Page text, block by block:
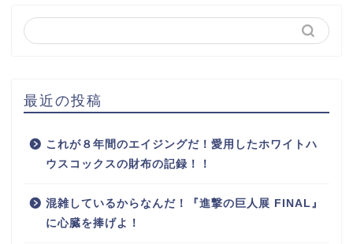
最近の投稿
これが８年間のエイジングだ！愛用したホワイトハ
ウスコックスの財布の記録！！
混雑しているからなんだ！『進撃の巨人展 FINAL』
に心臓を捧げよ！